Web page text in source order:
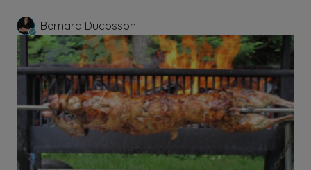
Bernard Ducosson